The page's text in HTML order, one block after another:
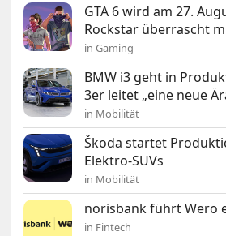
GTA 6 wird am 27.
Rockstar überrascht
in Gaming
BMW i3 geht in
3er leitet „eine neue
in Mobilität
Škoda startet
Elektro-SUVs
in Mobilität
norisbank führt Wero
in Fintech